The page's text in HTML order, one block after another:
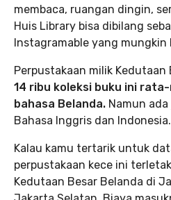
membaca, ruangan dingin,
Huis Library bisa dibilang
Instagramable yang mungkin
Perpustakaan milik Kedutaan
14 ribu koleksi buku ini
bahasa Belanda. Namun
Bahasa Inggris dan Indonesia.
Kalau kamu tertarik untuk
perpustakaan kece ini
Kedutaan Besar Belanda di